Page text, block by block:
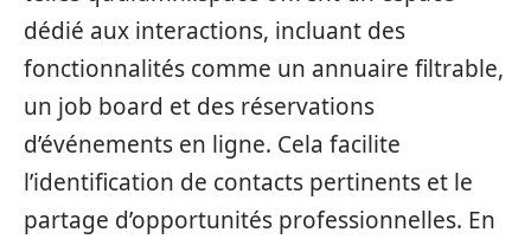
dédié aux interactions, incluant des
fonctionnalités comme un annuaire filtrable,
un job board et des réservations
d’événements en ligne. Cela facilite
l’identification de contacts pertinents et le
partage d’opportunités professionnelles. En